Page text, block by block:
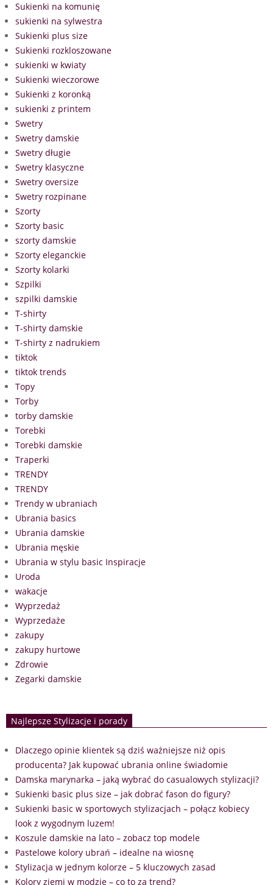
Sukienki na komunię
sukienki na sylwestra
Sukienki plus size
Sukienki rozkloszowane
sukienki w kwiaty
Sukienki wieczorowe
Sukienki z koronką
sukienki z printem
Swetry
Swetry damskie
Swetry długie
Swetry klasyczne
Swetry oversize
Swetry rozpinane
Szorty
Szorty basic
szorty damskie
Szorty eleganckie
Szorty kolarki
Szpilki
szpilki damskie
T-shirty
T-shirty damskie
T-shirty z nadrukiem
tiktok
tiktok trends
Topy
Torby
torby damskie
Torebki
Torebki damskie
Traperki
TRENDY
TRENDY
Trendy w ubraniach
Ubrania basics
Ubrania damskie
Ubrania męskie
Ubrania w stylu basic Inspiracje
Uroda
wakacje
Wyprzedaż
Wyprzedaże
zakupy
zakupy hurtowe
Zdrowie
Zegarki damskie
Najlepsze Stylizacje i porady
Dlaczego opinie klientek są dziś ważniejsze niż opis
producenta? Jak kupować ubrania online świadomie
Damska marynarka – jaką wybrać do casualowych stylizacji?
Sukienki basic plus size – jak dobrać fason do figury?
Sukienki basic w sportowych stylizacjach – połącz kobiecy
look z wygodnym luzem!
Koszule damskie na lato – zobacz top modele
Pastelowe kolory ubrań – idealne na wiosnę
Stylizacja w jednym kolorze – 5 kluczowych zasad
Kolory ziemi w modzie – co to za trend?